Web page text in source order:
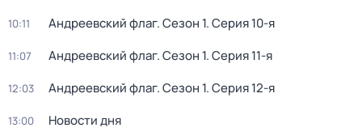
10:11 Aндреeвский флаг. Сезон 1. Серия 10-я
11:07 Aндреeвский флаг. Сезон 1. Серия 11-я
12:03 Aндреeвский флаг. Сезон 1. Серия 12-я
13:00 Новости дня